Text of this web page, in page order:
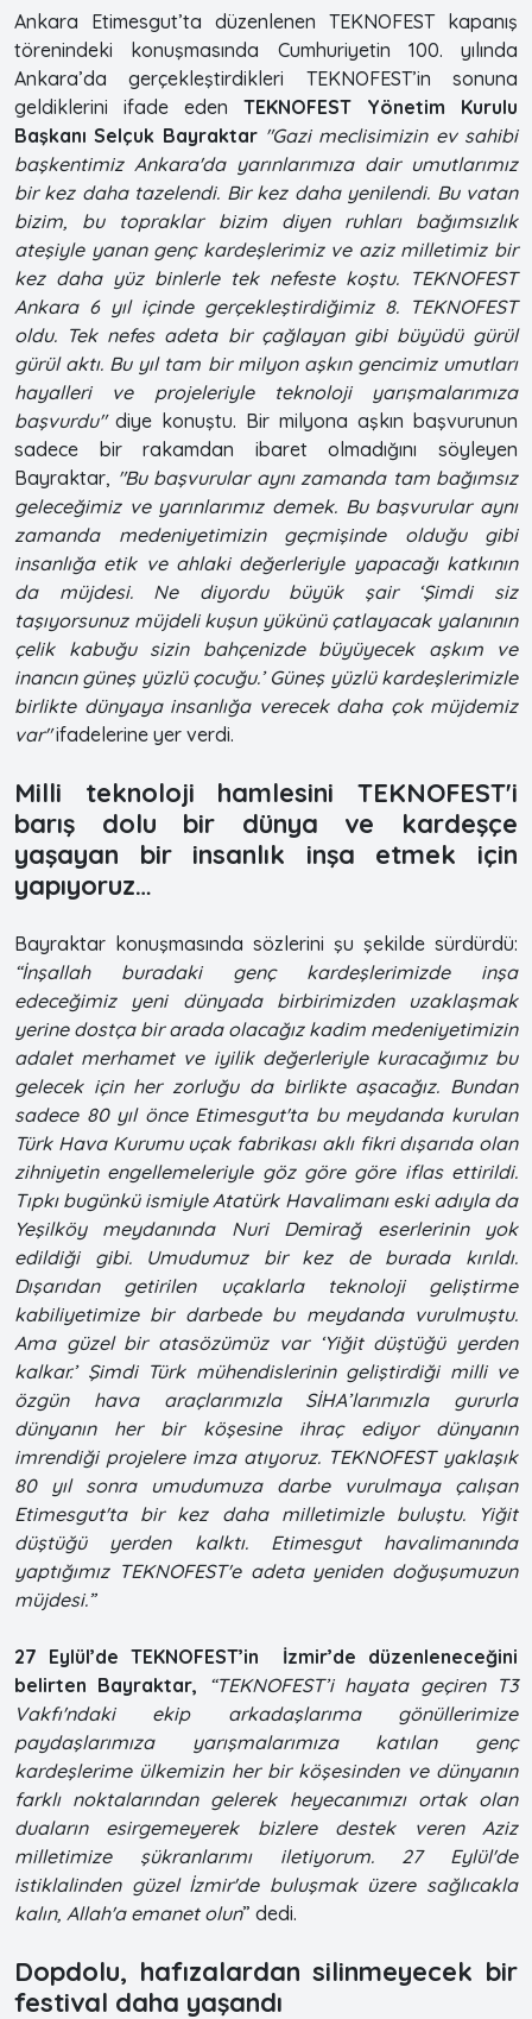
Ankara Etimesgut’ta düzenlenen TEKNOFEST kapanış
törenindeki konuşmasında Cumhuriyetin 100. yılında
Ankara’da gerçekleştirdikleri TEKNOFEST’in sonuna
geldiklerini ifade eden TEKNOFEST Yönetim Kurulu
Başkanı Selçuk Bayraktar"Gazi meclisimizin ev sahibi
başkentimiz Ankara'da yarınlarımıza dair umutlarımız
bir kez daha tazelendi. Bir kez daha yenilendi. Bu vatan
bizim, bu topraklar bizim diyen ruhları bağımsızlık
ateşiyle yanan genç kardeşlerimiz ve aziz milletimiz bir
kez daha yüz binlerle tek nefeste koştu. TEKNOFEST
Ankara 6 yıl içinde gerçekleştirdiğimiz 8. TEKNOFEST
oldu. Tek nefes adeta bir çağlayan gibi büyüdü gürül
gürül aktı. Bu yıl tam bir milyon aşkın gencimiz umutları
hayalleri ve projeleriyle teknoloji yarışmalarımıza
başvurdu"diye konuştu. Bir milyona aşkın başvurunun
sadece bir rakamdan ibaret olmadığını söyleyen
Bayraktar, "Bu başvurular aynı zamanda tam bağımsız
geleceğimiz ve yarınlarımız demek. Bu başvurular aynı
zamanda medeniyetimizin geçmişinde olduğu gibi
insanlığa etik ve ahlaki değerleriyle yapacağı katkının
da müjdesi. Ne diyordu büyük şair ‘Şimdi siz
taşıyorsunuz müjdeli kuşun yükünü çatlayacak yalanının
çelik kabuğu sizin bahçenizde büyüyecek aşkım ve
inancın güneş yüzlü çocuğu.’ Güneş yüzlü kardeşlerimizle
birlikte dünyaya insanlığa verecek daha çok müjdemiz
var"ifadelerine yer verdi.
Milli teknoloji hamlesini TEKNOFEST'i
barış dolu bir dünya ve kardeşçe
yaşayan bir insanlık inşa etmek için
yapıyoruz…
Bayraktar konuşmasında sözlerini şu şekilde sürdürdü:
“İnşallah buradaki genç kardeşlerimizde inşa
edeceğimiz yeni dünyada birbirimizden uzaklaşmak
yerine dostça bir arada olacağız kadim medeniyetimizin
adalet merhamet ve iyilik değerleriyle kuracağımız bu
gelecek için her zorluğu da birlikte aşacağız. Bundan
sadece 80 yıl önce Etimesgut'ta bu meydanda kurulan
Türk Hava Kurumu uçak fabrikası aklı fikri dışarıda olan
zihniyetin engellemeleriyle göz göre göre iflas ettirildi.
Tıpkı bugünkü ismiyle Atatürk Havalimanı eski adıyla da
Yeşilköy meydanında Nuri Demirağ eserlerinin yok
edildiği gibi. Umudumuz bir kez de burada kırıldı.
Dışarıdan getirilen uçaklarla teknoloji geliştirme
kabiliyetimize bir darbede bu meydanda vurulmuştu.
Ama güzel bir atasözümüz var ‘Yiğit düştüğü yerden
kalkar.’ Şimdi Türk mühendislerinin geliştirdiği milli ve
özgün hava araçlarımızla SİHA’larımızla gururla
dünyanın her bir köşesine ihraç ediyor dünyanın
imrendiği projelere imza atıyoruz. TEKNOFEST yaklaşık
80 yıl sonra umudumuza darbe vurulmaya çalışan
Etimesgut'ta bir kez daha milletimizle buluştu. Yiğit
düştüğü yerden kalktı. Etimesgut havalimanında
yaptığımız TEKNOFEST'e adeta yeniden doğuşumuzun
müjdesi.”
27 Eylül’de TEKNOFEST’in İzmir’de düzenleneceğini
belirten Bayraktar,
“TEKNOFEST’i hayata geçiren T3
Vakfı'ndaki ekip arkadaşlarıma gönüllerimize
paydaşlarımıza yarışmalarımıza katılan genç
kardeşlerime ülkemizin her bir köşesinden ve dünyanın
farklı noktalarından gelerek heyecanımızı ortak olan
duaların esirgemeyerek bizlere destek veren Aziz
milletimize şükranlarımı iletiyorum. 27 Eylül'de
istiklalinden güzel İzmir'de buluşmak üzere sağlıcakla
kalın, Allah'a emanet olun” dedi.
Dopdolu, hafızalardan silinmeyecek bir
festival daha yaşandı